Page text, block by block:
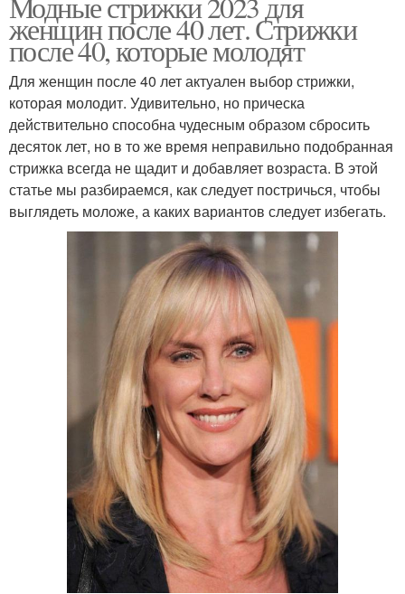
женщин после 40 лет. Стрижки
после 40, которые молодят
Для женщин после 40 лет актуален выбор стрижки,
которая молодит. Удивительно, но прическа
действительно способна чудесным образом сбросить
десяток лет, но в то же время неправильно подобранная
стрижка всегда не щадит и добавляет возраста. В этой
статье мы разбираемся, как следует постричься, чтобы
выглядеть моложе, а каких вариантов следует избегать.